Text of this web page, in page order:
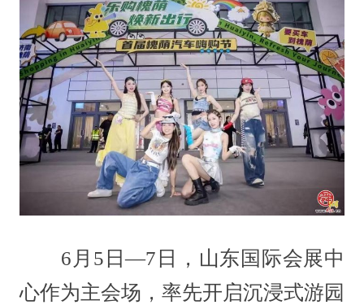
6月5日—7日，山东国际会展中
心作为主会场，率先开启沉浸式游园